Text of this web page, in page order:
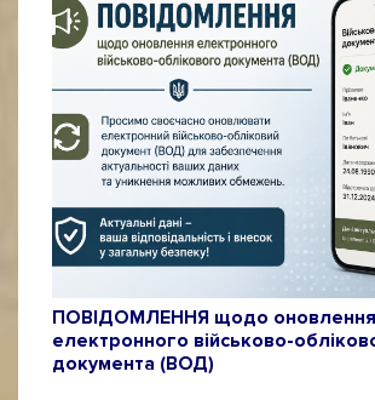
ПОВІДОМЛЕННЯ щодо оновлення
електронного військово-
документа (ВОД)